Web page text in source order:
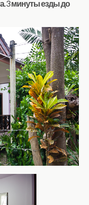
3 минуты езды до